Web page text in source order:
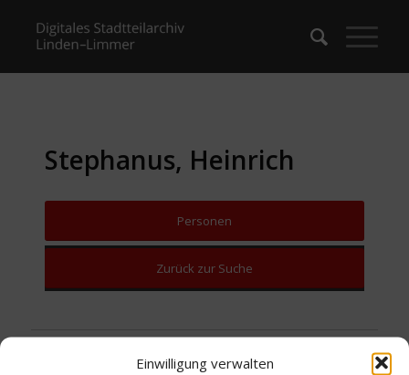
Einwilligung verwalten
Stephanus, Heinrich
Personen
Zurück zur Suche